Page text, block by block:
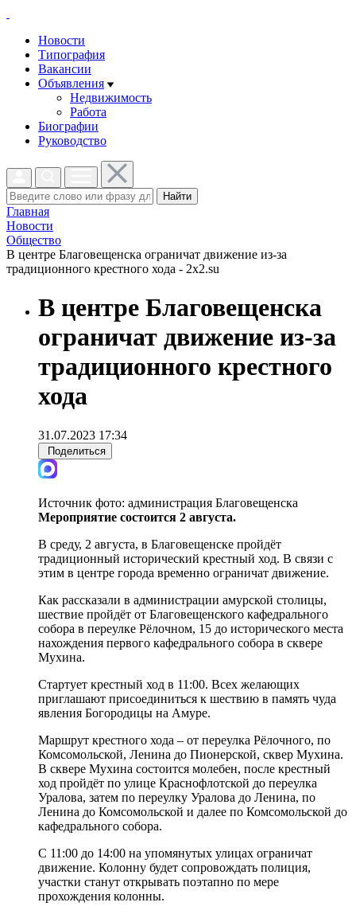
Новости
Типография
Вакансии
Объявления
Недвижимость
Работа
Биографии
Руководство
Найти
Главная
Новости
Общество
В центре Благовещенска ограничат движение из-за
традиционного крестного хода - 2x2.su
В центре Благовещенска
ограничат движение из-за
традиционного крестного
хода
31.07.2023 17:34
Поделиться
Источник фото: администрация Благовещенска
Мероприятие состоится 2 августа.
В среду, 2 августа, в Благовещенске пройдёт
традиционный исторический крестный ход. В связи с
этим в центре города временно ограничат движение.
Как рассказали в администрации амурской столицы,
шествие пройдёт от Благовещенского кафедрального
собора в переулке Рёлочном, 15 до исторического места
нахождения первого кафедрального собора в сквере
Мухина.
Стартует крестный ход в 11:00. Всех желающих
приглашают присоединиться к шествию в память чуда
явления Богородицы на Амуре.
Маршрут крестного хода – от переулка Рёлочного, по
Комсомольской, Ленина до Пионерской, сквер Мухина.
В сквере Мухина состоится молебен, после крестный
ход пройдёт по улице Краснофлотской до переулка
Уралова, затем по переулку Уралова до Ленина, по
Ленина до Комсомольской и далее по Комсомольской до
кафедрального собора.
С 11:00 до 14:00 на упомянутых улицах ограничат
движение. Колонну будет сопровождать полиция,
участки станут открывать поэтапно по мере
прохождения колонны.